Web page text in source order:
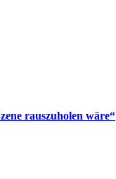
rauszuholen wäre“